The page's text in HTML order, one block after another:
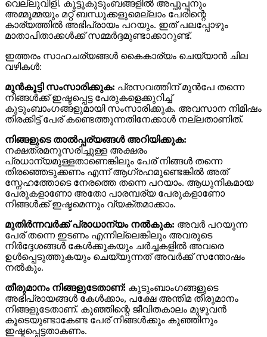
വെല്ലുവിളി. കൂട്ടുകുടുംബങ്ങളിൽ അപ്പൂപ്പനും
അമ്മൂമ്മയും മറ്റ് ബന്ധുക്കളുമെല്ലാം പേരിന്റെ
കാര്യത്തിൽ അഭിപ്രായം പറയും. ഇത് പലപ്പോഴും
മാതാപിതാക്കൾക്ക് സമ്മർദ്ദമുണ്ടാക്കാറുണ്ട്.
ഇത്തരം സാഹചര്യങ്ങൾ കൈകാര്യം ചെയ്യാൻ ചില
വഴികൾ:
മുൻകൂട്ടി സംസാരിക്കുക: പ്രസവത്തിന് മുൻപേ തന്നെ
നിങ്ങൾക്ക് ഇഷ്ടപ്പെട്ട പേരുകളെക്കുറിച്ച്
കുടുംബാംഗങ്ങളുമായി സംസാരിക്കുക. അവസാന നിമിഷം
തിരക്കിട്ട് പേര് കണ്ടെത്തുന്നതിനേക്കാൾ നല്ലതാണിത്.
നിങ്ങളുടെ താൽപ്പര്യങ്ങൾ അറിയിക്കുക:
നക്ഷത്രമനുസരിച്ചുള്ള അക്ഷരം
പ്രധാന്യമുള്ളതാണെങ്കിലും പേര് നിങ്ങൾ തന്നെ
തിരഞ്ഞെടുക്കണം എന്ന് ആഗ്രഹമുണ്ടെങ്കിൽ അത്
സ്നേഹത്തോടെ നേരത്തെ തന്നെ പറയാം. ആധുനികമായ
പേരുകളാണോ അതോ പാരമ്പര്യ പേരുകളാണോ
നിങ്ങൾക്ക് ഇഷ്ടമെന്നും വ്യക്തമാക്കാം.
മുതിർന്നവർക്ക് പ്രാധാന്യം നൽകുക: അവർ പറയുന്ന
പേര് തന്നെ ഇടണം എന്നില്ലെങ്കിലും അവരുടെ
നിർദ്ദേശങ്ങൾ കേൾക്കുകയും ചർച്ചകളിൽ അവരെ
ഉൾപ്പെടുത്തുകയും ചെയ്യുന്നത് അവർക്ക് സന്തോഷം
നൽകും.
തീരുമാനം നിങ്ങളുടേതാണ്: കുടുംബാംഗങ്ങളുടെ
അഭിപ്രായങ്ങൾ കേൾക്കാം, പക്ഷേ അന്തിമ തീരുമാനം
നിങ്ങളുടേതാണ്. കുഞ്ഞിന്റെ ജീവിതകാലം മുഴുവൻ
കൂടെയുണ്ടാകേണ്ട പേര് നിങ്ങൾക്കും കുഞ്ഞിനും
ഇഷ്ടപ്പെട്ടതാകണം.